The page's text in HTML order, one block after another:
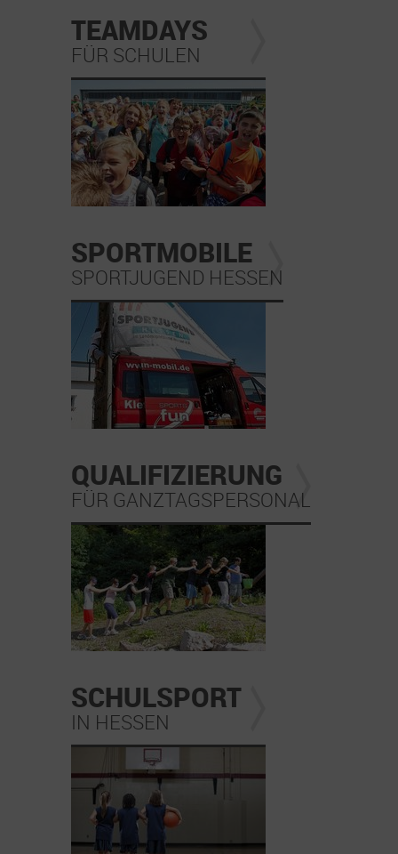
TEAMDAYS
FÜR SCHULEN
SPORTMOBILE
SPORTJUGEND HESSEN
QUALIFIZIERUNG
FÜR GANZTAGSPERSONAL
SCHULSPORT
IN HESSEN